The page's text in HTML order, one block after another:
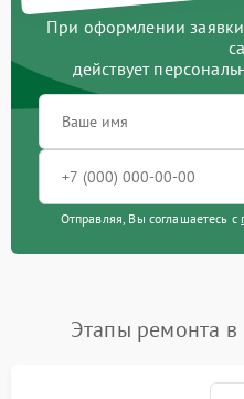
При оформлении
действует
Отправляя, Вы соглашаетесь с
Этапы ремонта